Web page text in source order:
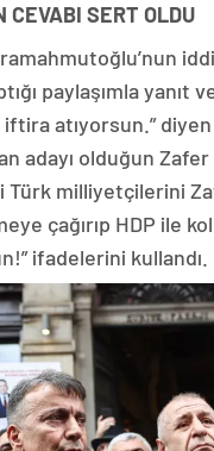
CEVABI SERT OLDU
paylaşımla yanıt
atıyorsun.” diyen
adayı olduğun Zafer
Türk milliyetçilerini
çağırıp HDP ile
ifadelerini kullandı.